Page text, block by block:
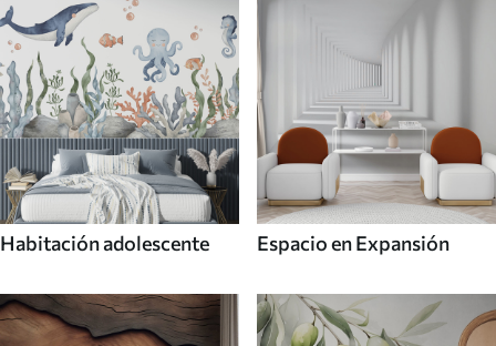
Habitación adolescente Espacio en Expansión